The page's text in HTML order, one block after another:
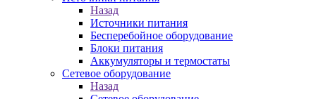
Назад
Источники питания
Бесперебойное оборудование
Блоки питания
Аккумуляторы и термостаты
Сетевое оборудование
Назад